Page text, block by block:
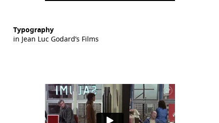
Typography
in Jean Luc Godard’s Films